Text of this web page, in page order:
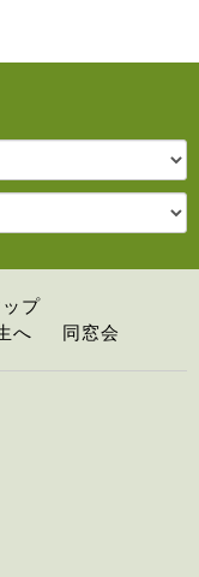
プ
へ 同窓会